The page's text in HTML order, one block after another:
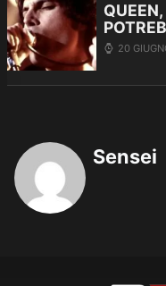
20
Sensei